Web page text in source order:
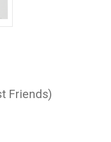
Friends)